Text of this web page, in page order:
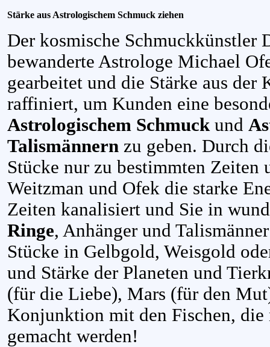
Stärke aus Astrologischem Schmuck ziehen
Der kosmische Schmuckkünstler
bewanderte Astrologe Michael
gearbeitet und die Stärke aus der
raffiniert, um Kunden eine
Astrologischem Schmuck und
Talismännern zu geben. Durch
Stücke nur zu bestimmten Zeiten
Weitzman und Ofek die starke
Zeiten kanalisiert und Sie in
Ringe, Anhänger und
Stücke in Gelbgold, Weisgold
und Stärke der Planeten und
(für die Liebe), Mars (für den
Konjunktion mit den Fischen, die
gemacht werden!